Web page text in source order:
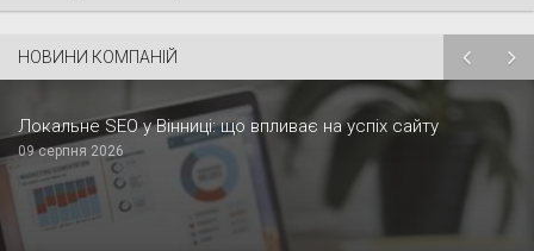
НОВИНИ КОМПАНІЙ
Локальне SEO у Вінниці: що впливає на успіх сайту
09 серпня 2026